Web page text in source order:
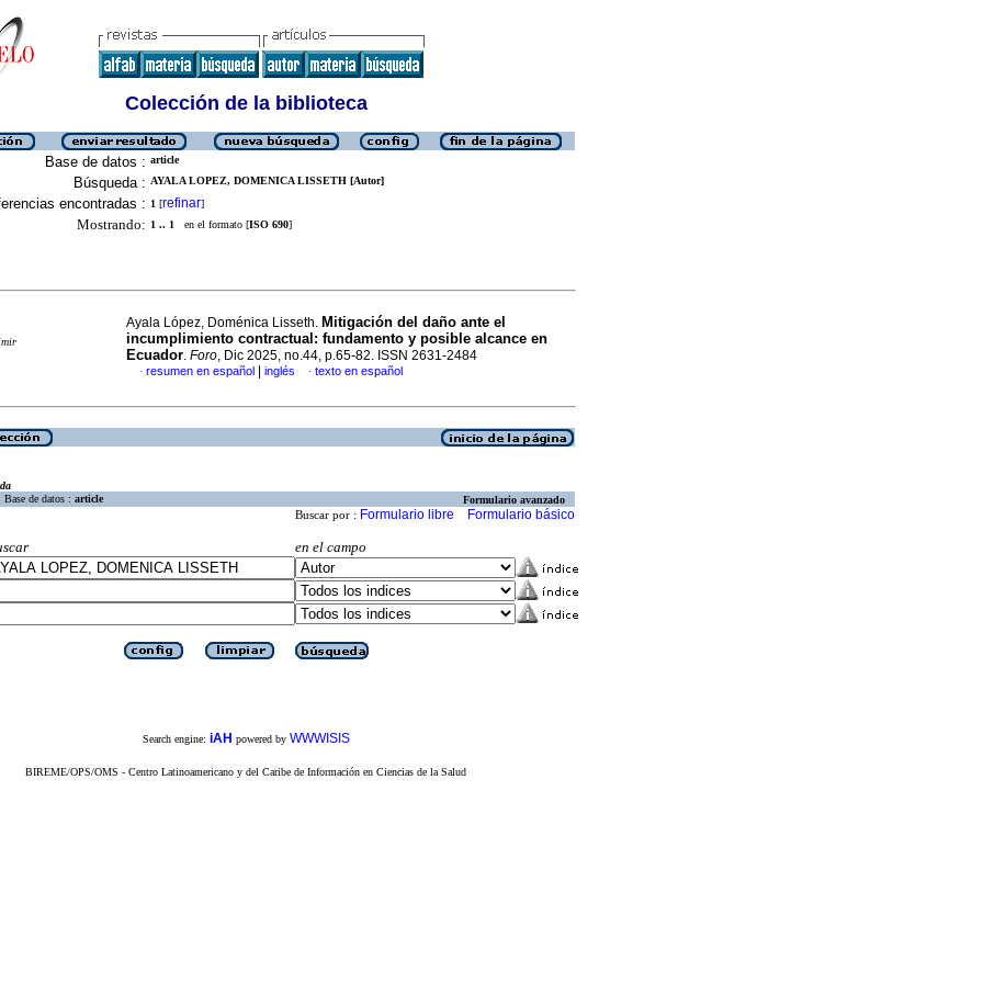
Colección de la biblioteca
Base de datos : article
Búsqueda : AYALA LOPEZ, DOMENICA LISSETH [Autor]
encontradas : 1 [refinar]
Mostrando: 1 .. 1 en el formato [ISO 690]
Ayala López, Doménica Lisseth. Mitigación del daño ante el
incumplimiento contractual: fundamento y posible alcance en
Ecuador. Foro, Dic 2025, no.44, p.65-82. ISSN 2631-2484
· resumen en español inglés · texto en español
Base de datos : article Formulario avanzado
Buscar por : Formulario libre Formulario básico
en el campo
Search engine: iAH powered by WWWISIS
BIREME/OPS/OMS - Centro Latinoamericano y del Caribe de Información en Ciencias de la Salud